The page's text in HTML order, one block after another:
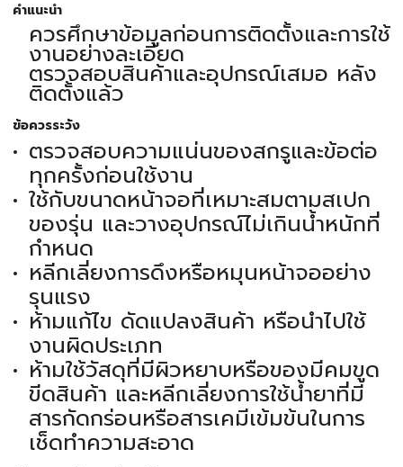
คำแนะนำ
ควรศึกษาข้อมูลก่อนการติดตั้งและการใช้
งานอย่างละเอียด
ตรวจสอบสินค้าและอุปกรณ์เสมอ หลัง
ติดตั้งแล้ว
ข้อควรระวัง
ตรวจสอบความแน่นของสกรูและข้อต่อ
ทุกครั้งก่อนใช้งาน
ใช้กับขนาดหน้าจอที่เหมาะสมตามสเปก
ของรุ่น และวางอุปกรณ์ไม่เกินน้ำหนักที่
กำหนด
หลีกเลี่ยงการดึงหรือหมุนหน้าจออย่าง
รุนแรง
ห้ามแก้ไข ดัดแปลงสินค้า หรือนำไปใช้
งานผิดประเภท
ห้ามใช้วัสดุที่มีผิวหยาบหรือของมีคมขูด
ขีดสินค้า และหลีกเลี่ยงการใช้น้ำยาที่มี
สารกัดกร่อนหรือสารเคมีเข้มข้นในการ
เช็ดทำความสะอาด